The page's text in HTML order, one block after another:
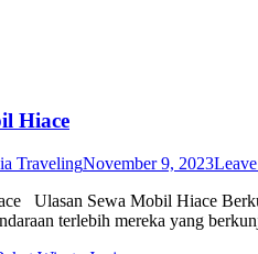
Hiace
TravelingNovember 9, 2023
Ulasan Sewa Mobil Hiace
terlebih mereka yang